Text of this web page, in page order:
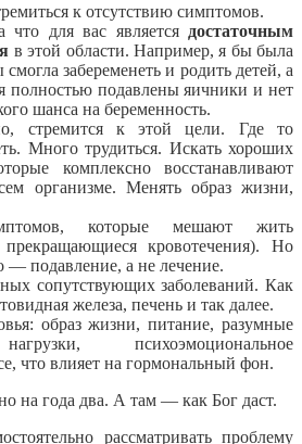
к отсутствию симптомов.
что для вас является достаточным
в этой области. Например, я бы была
забеременеть и родить детей, а
полностью подавлены яичники и нет
шанса на беременность.
стремится к этой цели. Где то
Много трудиться. Искать хороших
комплексно восстанавливают
организме. Менять образ жизни,
которые мешают жить
кровотечения). Но
— подавление, а не лечение.
сопутствующих заболеваний. Как
железа, печень и так далее.
образ жизни, питание, разумные
психоэмоциональное
что влияет на гормональный фон.
на года два. А там — как Бог даст.
рассматривать проблему